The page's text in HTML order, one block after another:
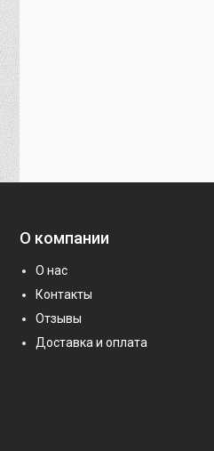
О компании
О нас
Контакты
Отзывы
Доставка и оплата